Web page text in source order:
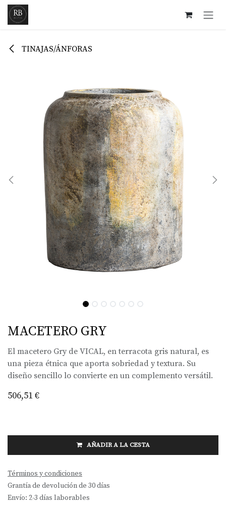
Ir al contenido
TINAJAS/ÁNFORAS
MACETERO GRY
El macetero Gry de VICAL, en terracota gris natural, es
una pieza étnica que aporta sobriedad y textura. Su
diseño sencillo lo convierte en un complemento versátil.
506,51€
AÑADIR A LA CESTA
Términos y condiciones
Grantía de devolución de 30 días
Envío: 2-3 días laborables